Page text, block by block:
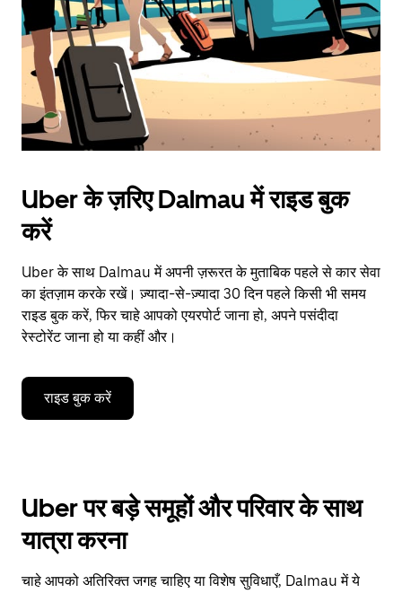
close
the
calendar.
Uber के ज़रिए Dalmau में राइड बुक
करें
Uber के साथ Dalmau में अपनी ज़रूरत के मुताबिक पहले से कार सेवा
का इंतज़ाम करके रखें। ज़्यादा-से-ज़्यादा 30 दिन पहले किसी भी समय
राइड बुक करें, फिर चाहे आपको एयरपोर्ट जाना हो, अपने पसंदीदा
रेस्टोरेंट जाना हो या कहीं और।
राइड बुक करें
Uber पर बड़े समूहों और परिवार के साथ
यात्रा करना
चाहे आपको अतिरिक्त जगह चाहिए या विशेष सुविधाएँ, Dalmau में ये